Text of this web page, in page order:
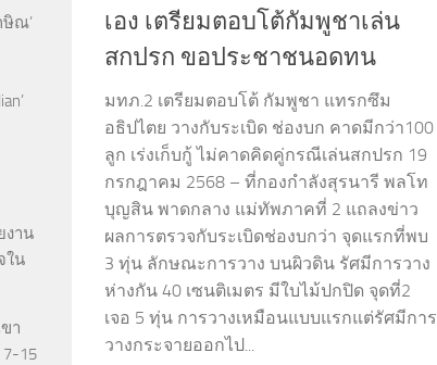
เอง เตรียมตอบโต้กัมพูชาเล่น
สกปรก ขอประชาชนอดทน
มทภ.2 เตรียมตอบโต้ กัมพูชา แทรกซึม
อธิปไตย วางกับระเบิด ช่องบก คาดมีกว่า100
ลูก เร่งเก็บกู้ ไม่คาดคิดคู่กรณีเล่นสกปรก 19
กรกฎาคม 2568 – ที่กองกำลังสุรนารี พลโท
บุญสิน พาดกลาง แม่ทัพภาคที่ 2 แถลงข่าว
ผลการตรวจกับระเบิดช่องบกว่า จุดแรกที่พบ
3 ทุ่น ลักษณะการวาง บนผิวดิน รัศมีการวาง
ห่างกัน 40 เซนติเมตร มีใบไม้ปกปิด จุดที่2
เจอ 5 ทุ่น การวางเหมือนแบบแรกแต่รัศมีการ
วางกระจายออกไป...
ษิณ’
งาน
ใน
า
7-15